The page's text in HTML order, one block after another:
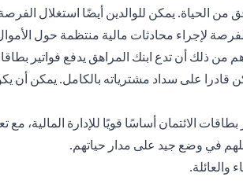
من الحياة. يمكن للوالدين أيضًا استغلال
لإجراء محادثات مالية منتظمة حول
من ذلك أن تدع ابنك المراهق يدفع فواتير
قادرا على سداد مشترياته بالكامل. يمكن أن
الائتمان أساسًا قويًا للإدارة المالية، مع
في وضع جيد على مدار حياتهم.
والعائلة.